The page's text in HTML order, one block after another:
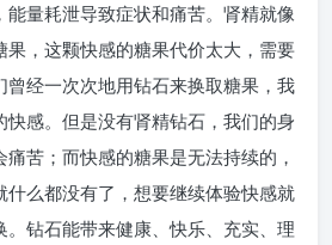
量耗泄导致症状和痛苦。肾精就像
果，这颗快感的糖果代价太大，需要
曾经一次次地用钻石来换取糖果，我
感。但是没有肾精钻石，我们的身
苦；而快感的糖果是无法持续的，
什么都没有了，想要继续体验快感就
。钻石能带来健康、快乐、充实、理